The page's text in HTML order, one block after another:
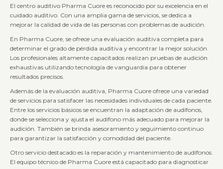
El centro auditivo Pharma Cuore es reconocido por su excelencia en el
cuidado auditivo. Con una amplia gama de servicios, se dedica a
mejorar la calidad de vida de las personas con problemas de audición.
En Pharma Cuore, se ofrece una evaluación auditiva completa para
determinar el grado de pérdida auditiva y encontrar la mejor solución.
Los profesionales altamente capacitados realizan pruebas de audición
exhaustivas utilizando tecnología de vanguardia para obtener
resultados precisos.
Además de la evaluación auditiva, Pharma Cuore ofrece una variedad
de servicios para satisfacer las necesidades individuales de cada paciente.
Entre los servicios básicos se encuentran la adaptación de audífonos,
donde se selecciona y ajusta el audífono más adecuado para mejorar la
audición. También se brinda asesoramiento y seguimiento continuo
para garantizar la satisfacción y comodidad del paciente.
Otro servicio destacado es la reparación y mantenimiento de audífonos.
El equipo técnico de Pharma Cuore está capacitado para diagnosticar